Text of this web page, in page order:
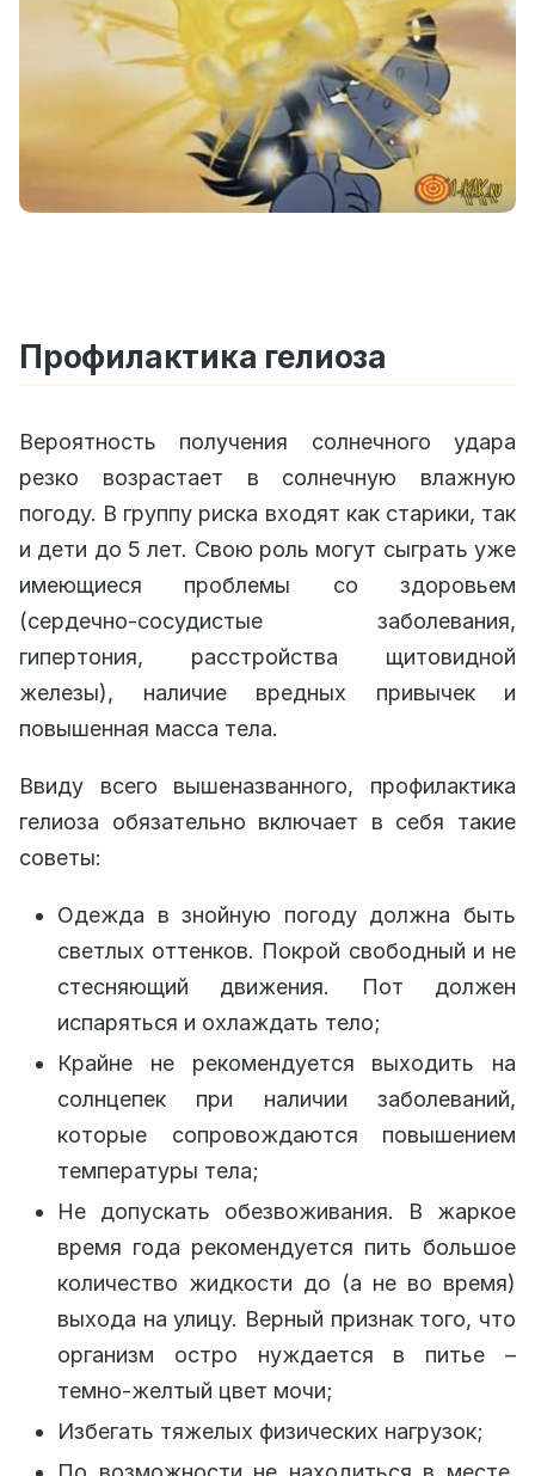
Профилактика гелиоза
Вероятность получения солнечного удара
резко возрастает в солнечную влажную
погоду. В группу риска входят как старики, так
и дети до 5 лет. Свою роль могут сыграть уже
имеющиеся проблемы со здоровьем
(сердечно-сосудистые заболевания,
гипертония, расстройства щитовидной
железы), наличие вредных привычек и
повышенная масса тела.
Ввиду всего вышеназванного, профилактика
гелиоза обязательно включает в себя такие
советы:
Одежда в знойную погоду должна быть
светлых оттенков. Покрой свободный и не
стесняющий движения. Пот должен
испаряться и охлаждать тело;
Крайне не рекомендуется выходить на
солнцепек при наличии заболеваний,
которые сопровождаются повышением
температуры тела;
Не допускать обезвоживания. В жаркое
время года рекомендуется пить большое
количество жидкости до (а не во время)
выхода на улицу. Верный признак того, что
организм остро нуждается в питье –
темно-желтый цвет мочи;
Избегать тяжелых физических нагрузок;